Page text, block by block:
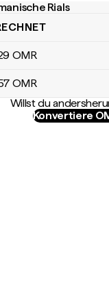
Rials
Rials
OMR
OMR
Willst du
Konvertiere